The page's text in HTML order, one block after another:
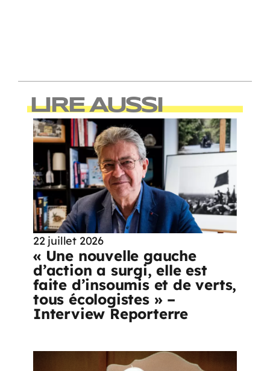
LIRE AUSSI
22 juillet 2026
« Une nouvelle gauche
d’action a surgi, elle est
faite d’insoumis et de verts,
tous écologistes » –
Interview Reporterre